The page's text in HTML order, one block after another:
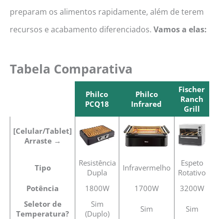
preparam os alimentos rapidamente, além de terem
recursos e acabamento diferenciados. Vamos a elas:
Tabela Comparativa
Philco
PCQ18
Philco
Infrared
Fischer
Ranch
Grill
PCQ18
Infrared
Ranch
Grill
[Celular/Tablet]
Arraste →
Tipo
Resistência
Dupla
Infravermelho
Espeto
Rotativo
Potência
1800W 1700W
3200W
Seletor de
Temperatura?
Sim
(Duplo)
Sim Sim